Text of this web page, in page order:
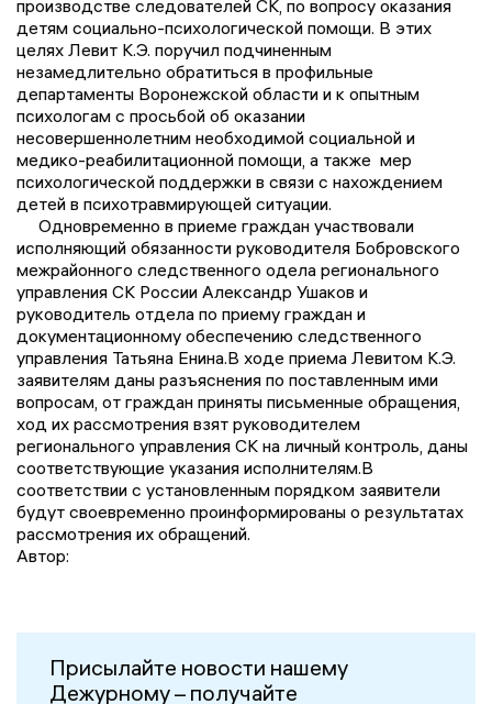
производстве следователей СК, по вопросу оказания
детям социально-психологической помощи. В этих
целях Левит К.Э. поручил подчиненным
незамедлительно обратиться в профильные
департаменты Воронежской области и к опытным
психологам с просьбой об оказании
несовершеннолетним необходимой социальной и
медико-реабилитационной помощи, а также мер
психологической поддержки в связи с нахождением
детей в психотравмирующей ситуации.
Одновременно в приеме граждан участвовали
исполняющий обязанности руководителя Бобровского
межрайонного следственного одела регионального
управления СК России Александр Ушаков и
руководитель отдела по приему граждан и
документационному обеспечению следственного
управления Татьяна Енина.В ходе приема Левитом К.Э.
заявителям даны разъяснения по поставленным ими
вопросам, от граждан приняты письменные обращения,
ход их рассмотрения взят руководителем
регионального управления СК на личный контроль, даны
соответствующие указания исполнителям.В
соответствии с установленным порядком заявители
будут своевременно проинформированы о результатах
рассмотрения их обращений.
Автор:
Присылайте новости нашему
Дежурному – получайте